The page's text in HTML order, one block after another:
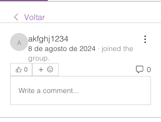
Voltar
akfghj1234
akfghj1234
8 de agosto de 2024 · joined the
group.
0 0
Write a comment...